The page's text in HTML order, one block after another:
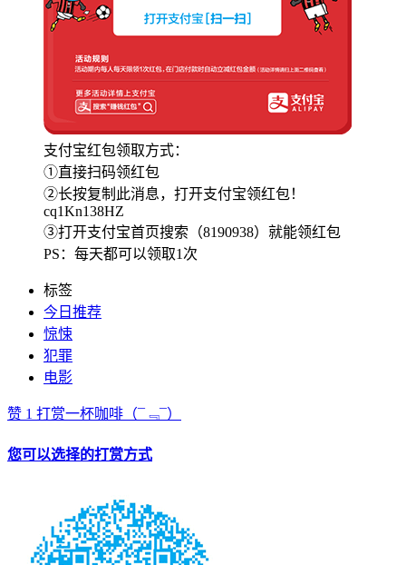
支付宝红包领取方式：
①直接扫码领红包
②长按复制此消息，打开支付宝领红包！
cq1Kn138HZ
③打开支付宝首页搜索（8190938）就能领红包
PS：每天都可以领取1次
标签
今日推荐
惊悚
犯罪
电影
赞 1 打赏一杯咖啡 （¯﹃¯）
您可以选择的打赏方式